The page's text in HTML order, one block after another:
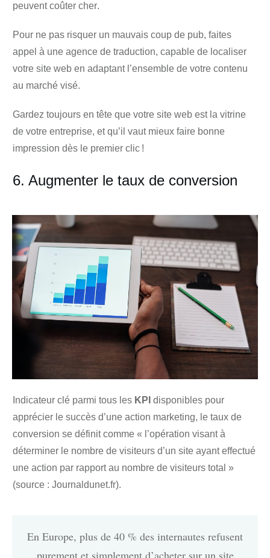
peuvent coûter cher.
Pour ne pas risquer un mauvais coup de pub, faites
appel à une agence de traduction, capable de localiser
votre site web en adaptant l’ensemble de votre contenu
au marché visé.
Gardez toujours en tête que votre site web est la vitrine
de votre entreprise, et qu’il vaut mieux faire bonne
impression dès le premier clic !
6. Augmenter le taux de conversion
Indicateur clé parmi tous les KPI disponibles pour
apprécier le succès d’une action marketing, le taux de
conversion se définit comme « l’opération visant à
déterminer le nombre de visiteurs d’un site ayant effectué
une action par rapport au nombre de visiteurs total »
(source : Journaldunet.fr).
En Europe, plus de 40 % des internautes refusent